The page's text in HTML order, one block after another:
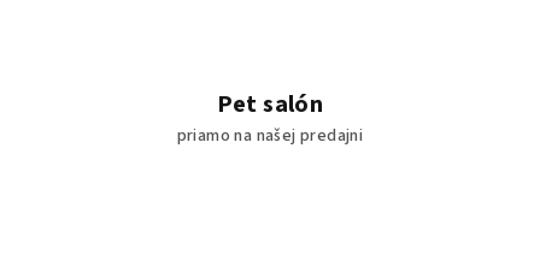
Pet salón
priamo na našej predajni